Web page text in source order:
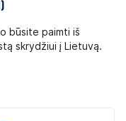
būsite paimti iš
skrydžiui į Lietuvą.